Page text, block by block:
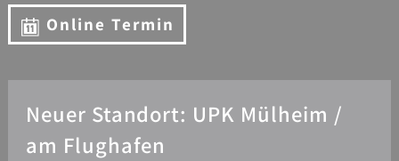
Online Termin
Neuer Standort: UPK Mülheim /
am Flughafen